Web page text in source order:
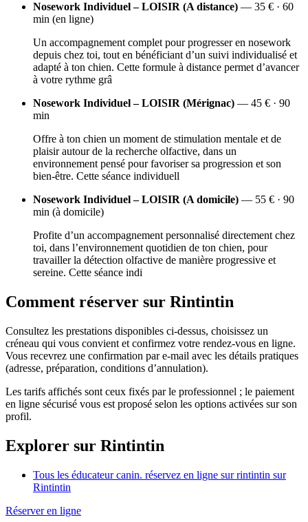
Nosework Individuel – LOISIR (A distance) — 35 € · 60
min (en ligne)
Un accompagnement complet pour progresser en nosework
depuis chez toi, tout en bénéficiant d’un suivi individualisé et
adapté à ton chien. Cette formule à distance permet d’avancer
à votre rythme grâ
Nosework Individuel – LOISIR (Mérignac) — 45 € · 90
min
Offre à ton chien un moment de stimulation mentale et de
plaisir autour de la recherche olfactive, dans un
environnement pensé pour favoriser sa progression et son
bien-être. Cette séance individuell
Nosework Individuel – LOISIR (A domicile) — 55 € · 90
min (à domicile)
Profite d’un accompagnement personnalisé directement chez
toi, dans l’environnement quotidien de ton chien, pour
travailler la détection olfactive de manière progressive et
sereine. Cette séance indi
Comment réserver sur Rintintin
Consultez les prestations disponibles ci-dessus, choisissez un
créneau qui vous convient et confirmez votre rendez-vous en ligne.
Vous recevrez une confirmation par e-mail avec les détails pratiques
(adresse, préparation, conditions d’annulation).
Les tarifs affichés sont ceux fixés par le professionnel ; le paiement
en ligne sécurisé vous est proposé selon les options activées sur son
profil.
Explorer sur Rintintin
Tous les éducateur canin. réservez en ligne sur rintintin sur
Rintintin
Réserver en ligne